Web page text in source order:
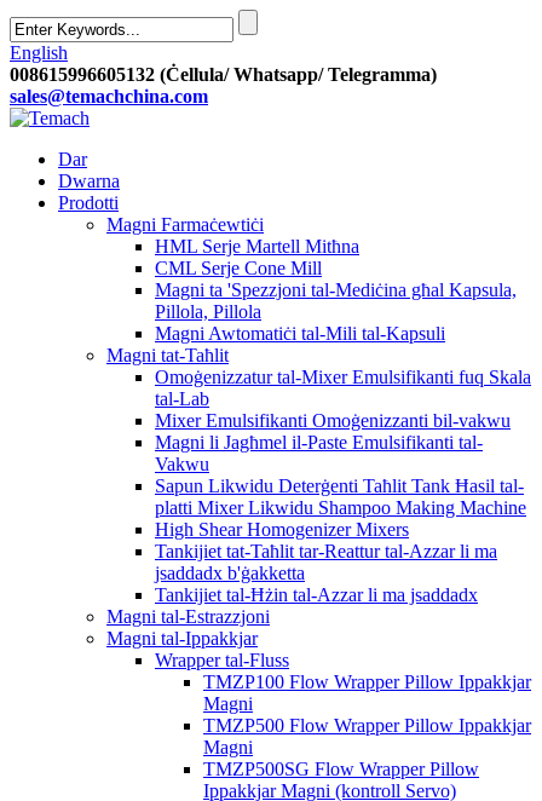
English
008615996605132 (Ċellula/ Whatsapp/ Telegramma)
sales@temachchina.com
Dar
Dwarna
Prodotti
Magni Farmaċewtiċi
HML Serje Martell Mitħna
CML Serje Cone Mill
Magni ta 'Spezzjoni tal-Mediċina għal Kapsula,
Pillola, Pillola
Magni Awtomatiċi tal-Mili tal-Kapsuli
Magni tat-Taħlit
Omoġenizzatur tal-Mixer Emulsifikanti fuq Skala
tal-Lab
Mixer Emulsifikanti Omoġenizzanti bil-vakwu
Magni li Jagħmel il-Paste Emulsifikanti tal-
Vakwu
Sapun Likwidu Deterġenti Taħlit Tank Ħasil ​​tal-
platti Mixer Likwidu Shampoo Making Machine
High Shear Homogenizer Mixers
Tankijiet tat-Taħlit tar-Reattur tal-Azzar li ma
jsaddadx b'ġakketta
Tankijiet tal-Ħżin tal-Azzar li ma jsaddadx
Magni tal-Estrazzjoni
Magni tal-Ippakkjar
Wrapper tal-Fluss
TMZP100 Flow Wrapper Pillow Ippakkjar
Magni
TMZP500 Flow Wrapper Pillow Ippakkjar
Magni
TMZP500SG Flow Wrapper Pillow
Ippakkjar Magni (kontroll Servo)